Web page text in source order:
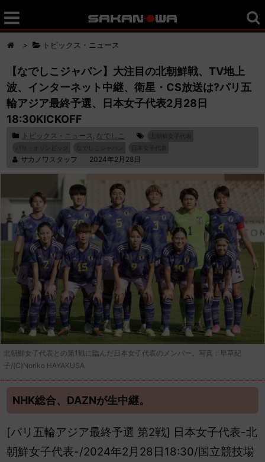
> トピックス・ニュース
【なでしこジャパン】大注目の北朝鮮戦、TV地上
波、インターネット中継、衛星・CS放送は?パリ五
輪アジア最終予選、日本女子代表2月28日
18:30KICKOFF
トピックス・ニュース , なでしこ
サカノワスタッフ 2024年2月28日
北朝鮮女子代表との第1戦に臨んだ日本女子代表のメンバー。写真：早草紀
子/(C)Noriko HAYAKUSA
NHK総合、DAZNが生中継。
[パリ五輪アジア最終予選 第2戦] 日本女子代表-北
朝鮮女子代表-/2024年2月28日18:30/国立競技場